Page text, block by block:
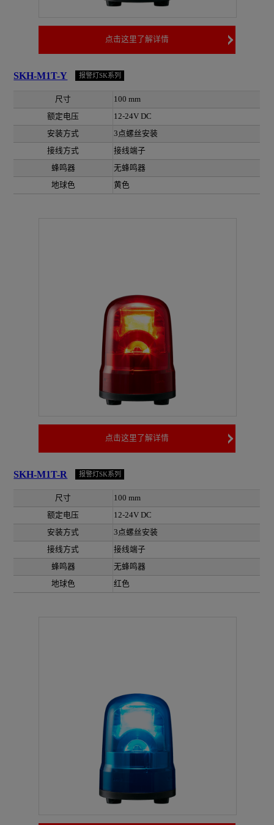
点击这里了解详情
SKH-M1T-Y 报警灯SK系列
尺寸
100 mm
额定电压
12-24V DC
安装方式
3点螺丝安装
接线方式
接线端子
蜂鸣器
无蜂鸣器
地球色
黄色
点击这里了解详情
SKH-M1T-R 报警灯SK系列
尺寸
100 mm
额定电压
12-24V DC
安装方式
3点螺丝安装
接线方式
接线端子
蜂鸣器
无蜂鸣器
地球色
红色